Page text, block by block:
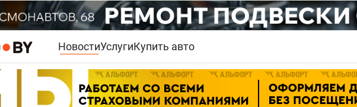
НовостиУслугиКупить авто